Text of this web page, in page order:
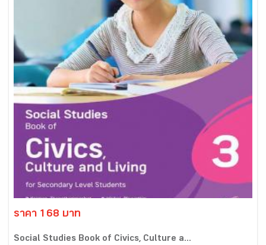
ราคา 168 บาท
Social Studies Book of Civics, Culture a...